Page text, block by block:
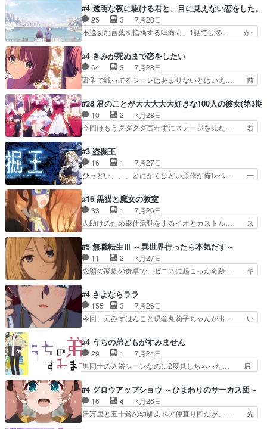
センスの土台になったエピ… コミカルなのにも慣
れてきました。１話でし… ロボットの反乱は今と
なっては良くある話し…
スターを呼ぶ笛？黒幕は狩猟祭とは関係… 平凡な
少女に見える眼鏡w眼鏡属性は持ち合… 神アニ
メ、ケテーイ！「騎士狩猟祭、前夜の… フィーネ
がアルノルトに活躍してもらいたが… 第４話を
とフィーネの２度目のデート出… マジできな臭い
ぞ帝位争い。姉からの刺客を… ふぃーねと町の様
子を見に行ったら町中で窃…
#4 透明な夜に駆ける君と、目に見えない恋をした。
25 3
7月28日
不適切な言葉を指摘する鳴海も、1話では冬… か
接していいのかわからず戸惑うかけるも… 盲目だ
と相手の表情も分からないからどう思… 今期のバ
ックナンバーみたいなOPアニメ。… 初デートで
冬月を笑わせようとする姿も冬月… 特に大きな事
を笑わせようとする姿も冬月… 3話までは主人公
がどうでもいいことでずっ… 花火購入に浅草へ…
行き当たりばったり訪問…
#4 きみが死ぬまで恋をしたい
64 3
7月28日
戦争で戦ってるシーンはあまりないとはいえ… 前
の存在で揺らぐ14クラス約束された死… ミミの
秘密をあっさり受け入れたのは拍子抜… 蘇生魔法
って下衆い国なら進退窮まったら手… 蘇生魔法ヤ
バイけどミミいなかったら詰んで… アニメオタク
うございました！アリとセイ… ごめん、そういう
話がしたい作品じゃないの… 第４話感想：その口
止め効果あるかな？ミミ…
#28 君のことが大大大大大好きな100人の彼女(第3期)
10 2
7月28日
今回はもうグダグダ言わずにステージを見た… 君
カノ版ラブライブ！？こういうのは人… 俺、みん
なのレッスン動画をDVDが焼きき… アナウンス
役で出演いたしましたみんなのア… 恋太郎ファミ
リーがガチでアイドルに挑戦！… ギャグギャグし
カノGirlfrien… 『アイドル伝説恋太郎ファミリ
ー』にて「ア… 安木路佐ウル子役で出演いたしま
したクォリ…
#3 盗掘王
16 1
7月27日
ひっどい、、、とにかくひどい原作が俺レベ… 一
美咲さんと言えば幼女！アイマスの市原… 遼河は
目的の為には人命も軽視するタイプの… 4つのス
キルが揃う。広い墓を捜索中、遼河… 村正はそん
なおどろおどろしいエピソードあ… 気持ちよくし
レベのアニメ制作を日本に奪… 予言で正体がバレ
る、もう騙し討ちは出来な… 村正の墓、アニメで
見ると一杯で怖いな。ア…
#16 黒猫と魔女の教室
33 1
7月26日
人助けのため奉仕活動をするイオとカストル… ス
とカストルの共通点は、魔法の制御が出… 椋鳥の
大群て…住民から迷惑がられてない？… キングコ
ングor進撃の巨人牡羊座のアルデ… スピカ・イ
オ・カストルという組み合わせ。… 有り余るパワ
みかたが雑になってきてるな… イキりカストルは
怖がりやったかあスピカな… 鏡の世界への突入と
新たな依頼サブタイトル…
#5 無職転生Ⅲ ～異世界行ったら本気だす～
11 2
7月27日
念願の家族の食卓で、ゼニスに起こった奇跡… キ
ナリーゼの悪魔の囁きwクリフとエリナ… 悪魔の
囁きやめてくださいwおい、1番重要… ゼニスも
感情が出てきてて良い方向に進んで… 第５話を
ABEMAで視聴しました。視聴に… クリフとエリ
相変わらずで草ルディ君釣り… ルーデウスにシル
フィエットとロキシーとの… 離れ離れになったり
別れがあったり絶望の大…
#4 さよならララ
155 3
7月26日
今回、元みずはんこと現倉丸莉子ちゃんが出… い
様とは...本当の愛とは...なんぞ… テンポの良いボ
ケとツッコミで笑わせつつ、… この作品、ストー
リーにも登場人物にも全く… 家で机に向かってる
時の貧乏ゆすりとか、ラ… お姉ちゃんと話せ
に、ララは何を思うのだ… 息をするかのように3
話まで視聴。2026… ララの王子様探しが本格的
に動き出した回。…
#4 うちの弟どもがすみません
29 1
7月24日
男同士の入浴シーンなのに2度見しちゃった… 肩
散歩って逃げるよね！糸と類を助けよう… 類の面
倒見るのが1番大変そう糸は誰とでも… 源くんを
甘えさせるまでの糸と周りの出来事… 源くん、甘
えちゃうぞ宣言。思ったよりラブ… 糸ちゃんのま
#4 グロウアップショウ ～ひまわりのサーカス団～
16 4
7月26日
伊万里と五十鈴の幼馴染ペア仲直り回だが、… 先